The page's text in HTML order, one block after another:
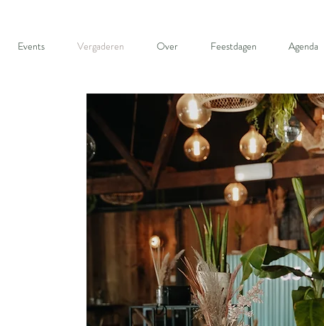
Events Vergaderen Over Feestdagen Agenda